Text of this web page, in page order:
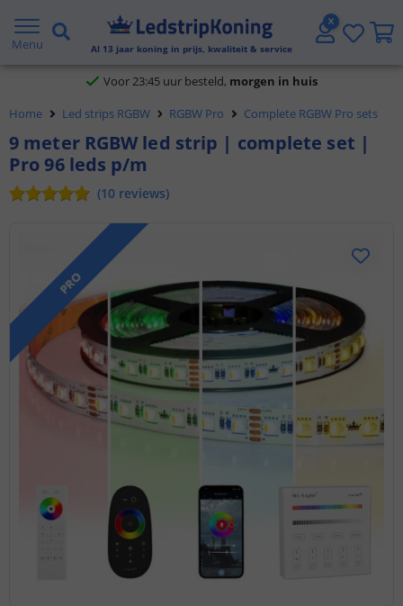
Menu Al 13 jaar koning in prijs, kwaliteit & service
Voor 23:45 uur besteld,morgen in huis
Gratis verzending vanaf € 20,- NL en BE
Voor 23:45 uur besteld,
Home Led strips RGBW RGBW Pro Complete RGBW Pro sets
9 meter RGBW led strip | complete set |
Pro 96 leds p/m
(10 reviews)
PRO